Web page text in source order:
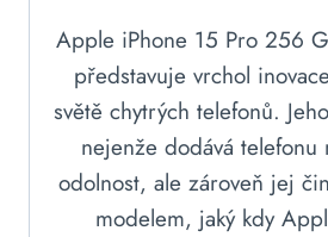
Apple iPhone 15 Pro 256
představuje vrchol
světě chytrých telefonů.
nejenže dodává telefonu
odolnost, ale zároveň jej
modelem, jaký kdy